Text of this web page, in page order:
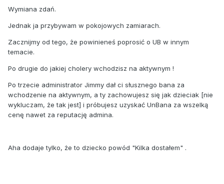
Wymiana zdań.
Jednak ja przybywam w pokojowych zamiarach.
Zacznijmy od tego, że powinieneś poprosić o UB w innym
temacie.
Po drugie do jakiej cholery wchodzisz na aktywnym !
Po trzecie administrator Jimmy dał ci słusznego bana za
wchodzenie na aktywnym, a ty zachowujesz się jak dzieciak [nie
wykluczam, że tak jest] i próbujesz uzyskać UnBana za wszelką
cenę nawet za reputację admina.
Aha dodaje tylko, że to dziecko powód "Kilka dostałem" .